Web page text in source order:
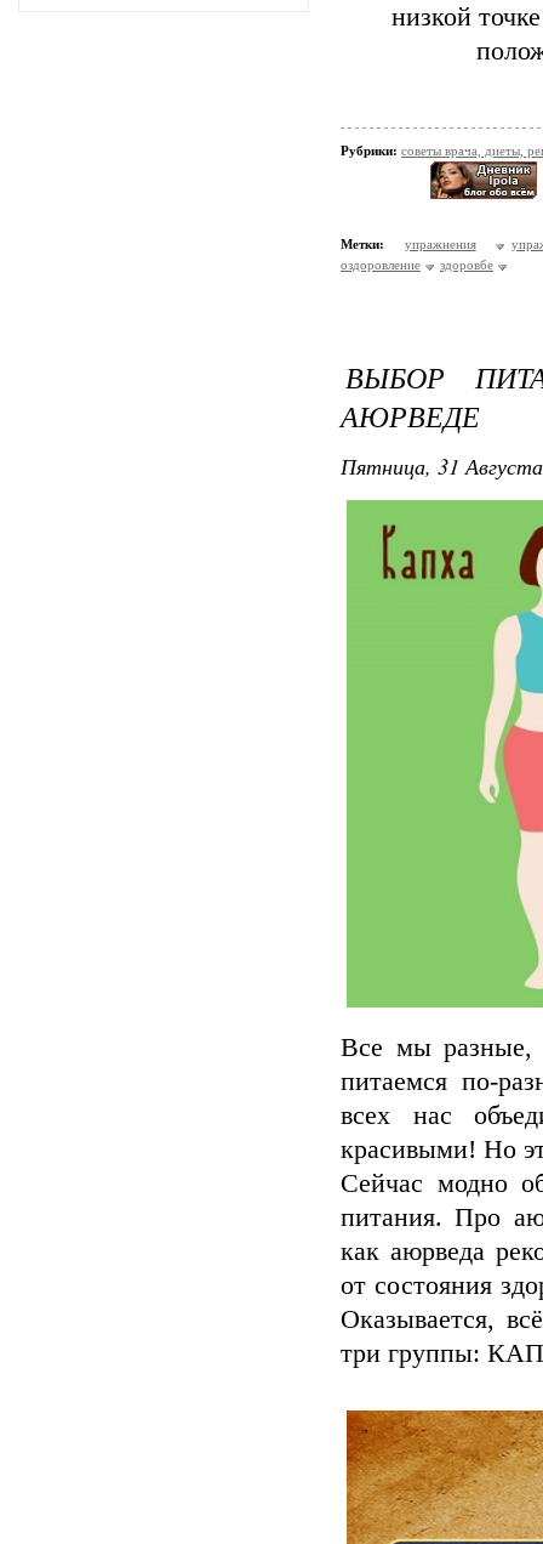
низкой
Рубрики: советы врача, диеты,
Метки: упражнения
оздоровление
здоровбе
ВЫБОР
АЮРВЕДЕ
Пятница, 31
Все мы разные,
питаемся по-
всех нас
красивыми! Но
Сейчас модно
питания. Про
как аюрведа
от состояния
Оказывается,
три группы: